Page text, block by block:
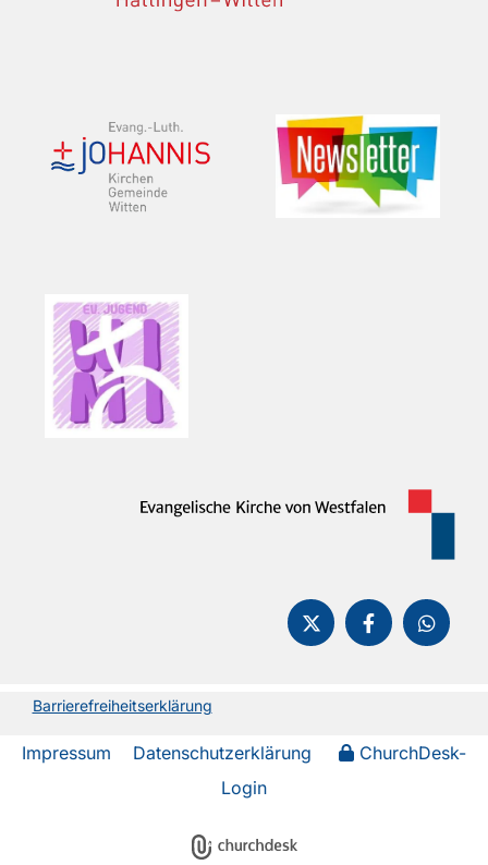
Barrierefreiheitserklärung
Impressum Datenschutzerklärung
ChurchDesk-
Login